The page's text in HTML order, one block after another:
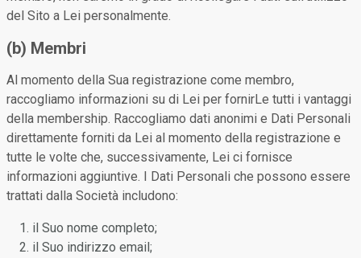
del Sito a Lei personalmente.
(b) Membri
Al momento della Sua registrazione come membro,
raccogliamo informazioni su di Lei per fornirLe tutti i vantaggi
della membership. Raccogliamo dati anonimi e Dati Personali
direttamente forniti da Lei al momento della registrazione e
tutte le volte che, successivamente, Lei ci fornisce
informazioni aggiuntive. I Dati Personali che possono essere
trattati dalla Società includono:
il Suo nome completo;
il Suo indirizzo email;